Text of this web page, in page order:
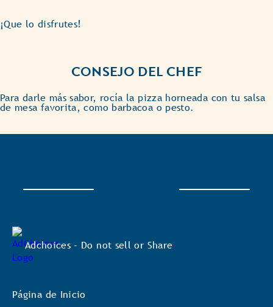
¡Que lo disfrutes!
CONSEJO DEL CHEF
Para darle más sabor, rocía la pizza horneada con tu salsa
de mesa favorita, como barbacoa o pesto.
Adchoices - Do not sell or Share
Página de Inicio